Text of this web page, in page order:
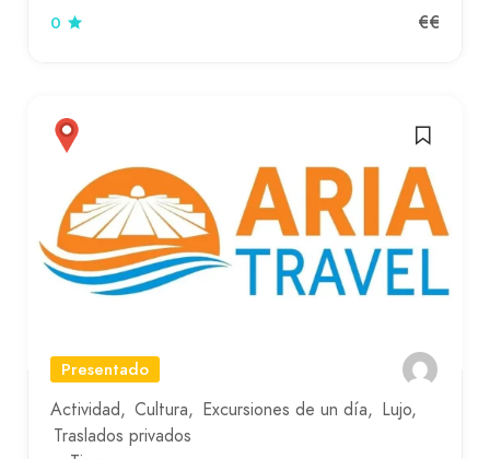
0 €€
Presentado
Actividad
Cultura Excursiones de un día
Lujo
Traslados privados